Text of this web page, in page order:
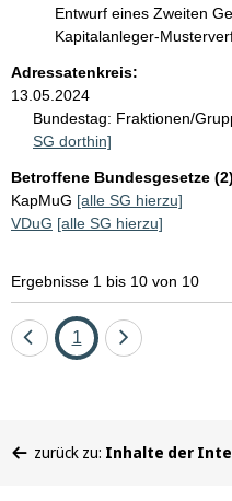
Entwurf eines Zweiten
Kapitalanleger-
Adressatenkreis:
13.05.2024
Bundestag: Fraktionen/
SG dorthin]
Betroffene Bundesgesetze
KapMuG [alle SG hierzu]
VDuG [alle SG hierzu]
Ergebnisse 1 bis 10 von 10
EineSeite
1
Eine
befinden
zurück zu: Inhalte der